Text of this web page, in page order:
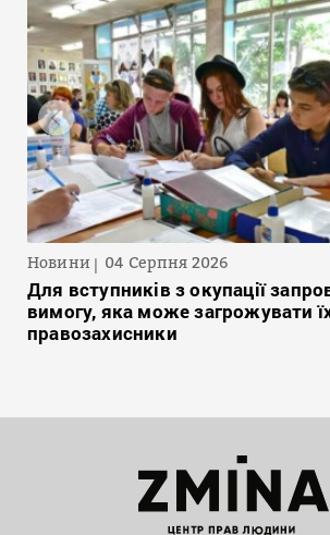
Новини 04 Серпня 2026
Для вступників з окупації
вимогу, яка може загрожувати
правозахисники